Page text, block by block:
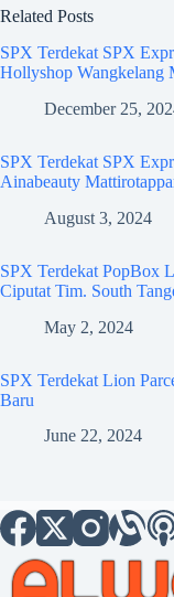
Related Posts
SPX Terdekat SPX
Hollyshop Wangkelang
December 25,
SPX Terdekat SPX
Ainabeauty
August 3, 2024
SPX Terdekat PopBox
Ciputat Tim. South
May 2, 2024
SPX Terdekat Lion
Baru
June 22, 2024